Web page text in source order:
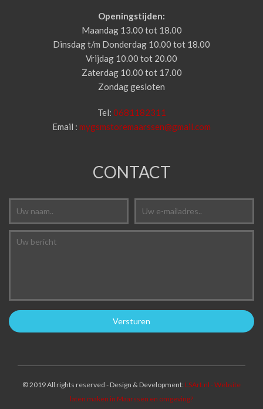
Openingstijden:
Maandag 13.00 tot 18.00
Dinsdag t/m Donderdag 10.00 tot 18.00
Vrijdag 10.00 tot 20.00
Zaterdag 10.00 tot 17.00
Zondag gesloten
Tel: 0681182311
Email : mygsmstoremaarssen@gmail.com
CONTACT
© 2019 All rights reserved - Design & Development: LSArt.nl - Website
laten maken in Maarssen en omgeving?